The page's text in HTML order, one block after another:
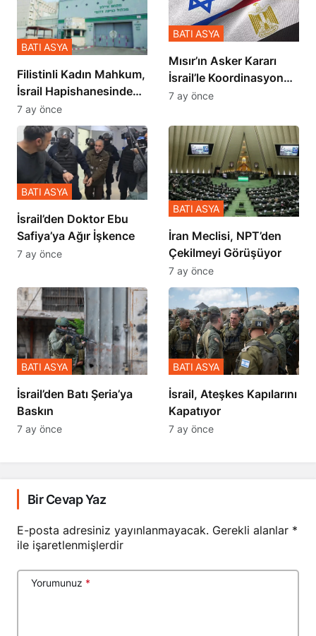
Filistinli Kadın Mahkum,
İsrail Hapishanesindeki
Zulmü Anlattı
BATI ASYA
7 ay önce
Mısır’ın Asker Kararı
İsrail’le Koordinasyon
İçinde Gerçekleşmiş
BATI ASYA
7 ay önce
İsrail’den Doktor Ebu
Safiya’ya Ağır İşkence
BATI ASYA
7 ay önce
İran Meclisi, NPT’den
Çekilmeyi Görüşüyor
BATI ASYA
7 ay önce
​​​​​​​İsrail’den Batı Şeria’ya
Baskın
BATI ASYA
7 ay önce
İsrail, Ateşkes Kapılarını
Kapatıyor
BATI ASYA
7 ay önce
Bir Cevap Yaz
E-posta adresiniz yayınlanmayacak. Gerekli alanlar *
ile işaretlenmişlerdir
Yorumunuz *